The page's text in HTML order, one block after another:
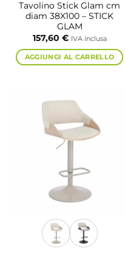
Tavolino Stick Glam cm
diam 38X100 – STICK
GLAM
157,60 € IVA inclusa
AGGIUNGI AL CARRELLO